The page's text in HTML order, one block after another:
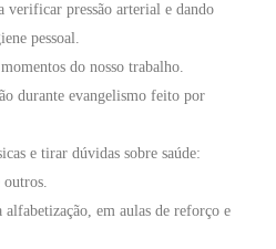
verificar pressão arterial e dando
pessoal.
do nosso trabalho.
durante evangelismo feito por
e tirar dúvidas sobre saúde:
outros.
alfabetização, em aulas de reforço e